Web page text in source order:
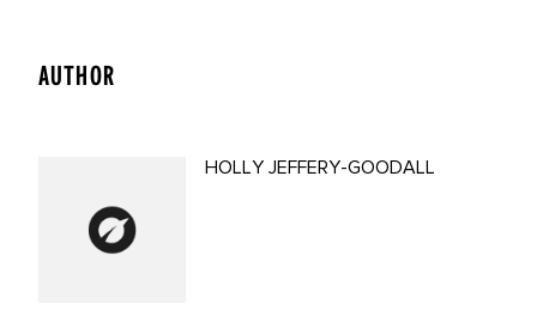
AUTHOR
HOLLY JEFFERY-GOODALL